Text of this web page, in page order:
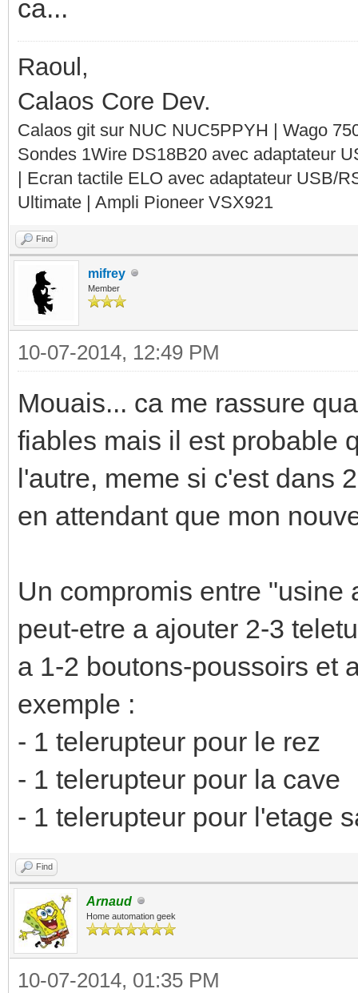
ca...
Raoul,
Calaos Core Dev.
Calaos git sur NUC NUC5PPYH | Wago
Sondes 1Wire DS18B20 avec adaptateur
| Ecran tactile ELO avec adaptateur USB/
Ultimate | Ampli Pioneer VSX921
Find
mifrey
Member
10-07-2014, 12:49 PM
Mouais... ca me rassure
fiables mais il est probable
l'autre, meme si c'est dans
en attendant que mon
Un compromis entre "usine
peut-etre a ajouter 2-3
a 1-2 boutons-poussoirs et
exemple :
- 1 telerupteur pour le rez
- 1 telerupteur pour la cave
- 1 telerupteur pour l'etage
Find
Arnaud
Home automation geek
10-07-2014, 01:35 PM